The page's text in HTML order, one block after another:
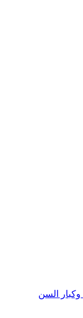
وكبار السن